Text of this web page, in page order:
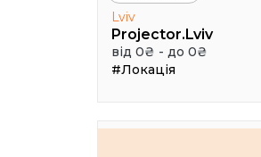
Lviv
Projector.Lviv
від 0₴ - до 0₴
#Локація